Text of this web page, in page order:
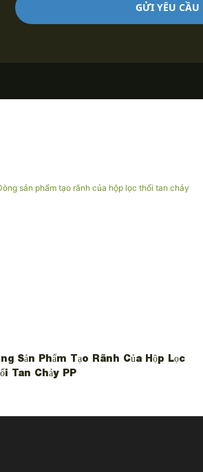
GỬI YÊU CẦU
Sản Phẩm Tạo Rãnh Của Hộp Lọc
Tan Chảy PP